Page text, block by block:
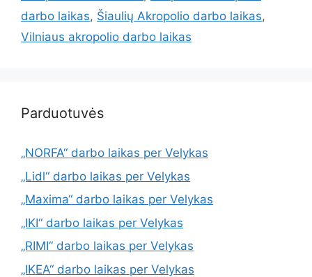
darbo laikas, Šiaulių Akropolio darbo laikas,
Vilniaus akropolio darbo laikas
Parduotuvės
„NORFA“ darbo laikas per Velykas
„Lidl“ darbo laikas per Velykas
„Maxima“ darbo laikas per Velykas
„IKI“ darbo laikas per Velykas
„RIMI“ darbo laikas per Velykas
„IKEA“ darbo laikas per Velykas